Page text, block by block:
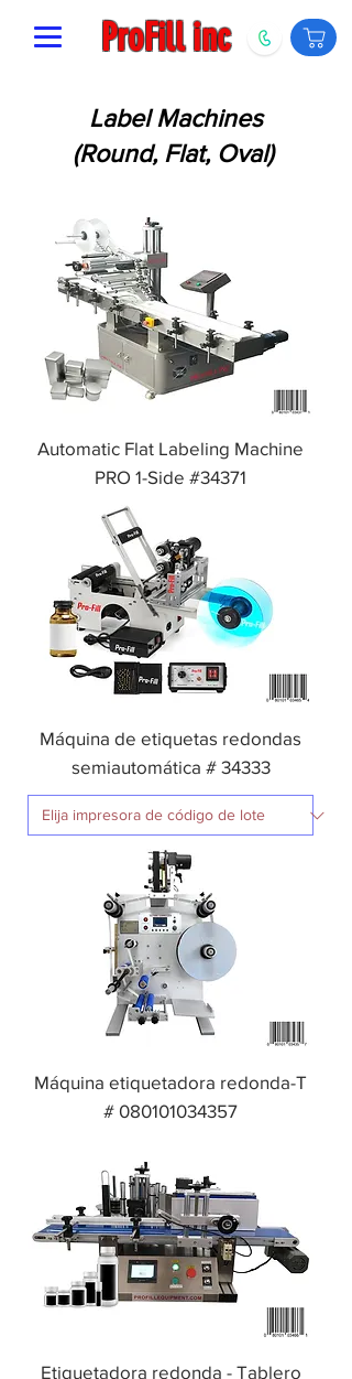
ProFill inc
Label Machines
(Round, Flat, Oval)
Automatic Flat Labeling Machine
PRO 1-Side #34371
Máquina de etiquetas redondas
semiautomática # 34333
Máquina etiquetadora redonda-T
# 080101034357
Etiquetadora redonda - Tablero